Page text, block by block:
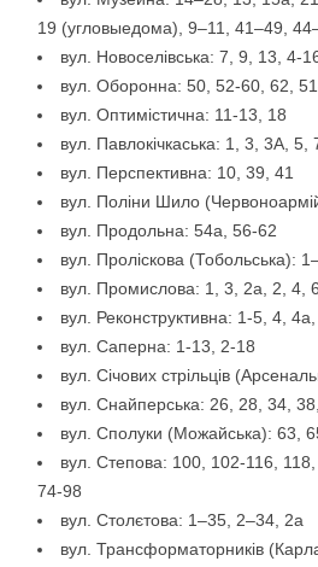
19 (угловыедома), 9–11, 41–49,
вул. Новоселівська: 7, 9, 13, 4-
вул. Оборонна: 50, 52-60, 62,
вул. Оптимістична: 11-13, 18
вул. Павлокічкаська: 1, 3, 3А, 5,
вул. Перспективна: 10, 39, 41
вул. Поліни Шило
вул. Продольна: 54а, 56-62
вул. Проліскова (Тобольська):
вул. Промислова: 1, 3, 2а, 2, 4,
вул. Реконструктивна: 1-5, 4,
вул. Саперна: 1-13, 2-18
вул. Січових стрільців
вул. Снайперська: 26, 28, 34,
вул. Сполуки (Можайська): 63,
вул. Степова: 100, 102-116,
74-98
вул. Столєтова: 1–35, 2–34, 2а
вул. Трансформаторників